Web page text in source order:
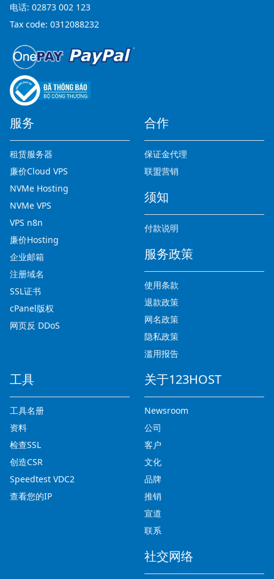
电话: 02873 002 123
Tax code: 0312088232
服务
租赁服务器
廉价Cloud VPS
NVMe Hosting
NVMe VPS
VPS n8n
廉价Hosting
企业邮箱
注册域名
SSL证书
cPanel版权
网页反 DDoS
合作
保证金代理
联盟营销
须知
付款说明
服务政策
使用条款
退款政策
网名政策
隐私政策
滥用报告
工具
工具名册
资料
检查SSL
创造CSR
Speedtest VDC2
查看您的IP
关于123HOST
Newsroom
公司
客户
文化
品牌
推销
宣道
联系
社交网络